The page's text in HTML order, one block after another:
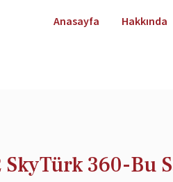
Anasayfa Hakkında
SkyTürk 360-Bu